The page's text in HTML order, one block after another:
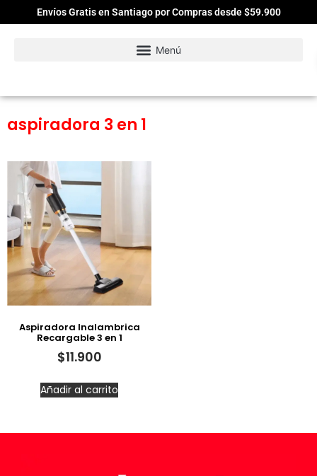
Envíos Gratis en Santiago por Compras desde $59.900
aspiradora 3 en 1
Aspiradora Inalambrica
Recargable 3 en 1
$11.900
Añadir al carrito